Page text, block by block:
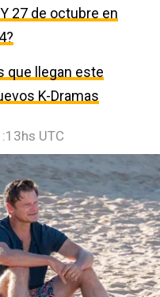
27 de octubre en
que llegan este
K-Dramas
UTC